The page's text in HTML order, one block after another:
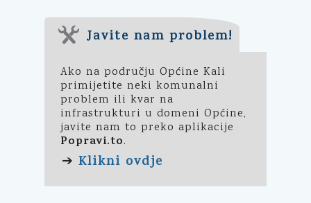
Javite nam problem!
Ako na području Općine Kali
primijetite neki komunalni
problem ili kvar na
infrastrukturi u domeni Općine,
javite nam to preko aplikacije
Popravi.to.
➔ Klikni ovdje